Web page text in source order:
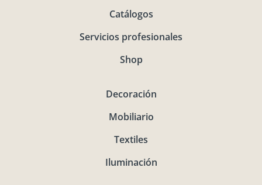
Catálogos
Servicios profesionales
Shop
Decoración
Mobiliario
Textiles
Iluminación